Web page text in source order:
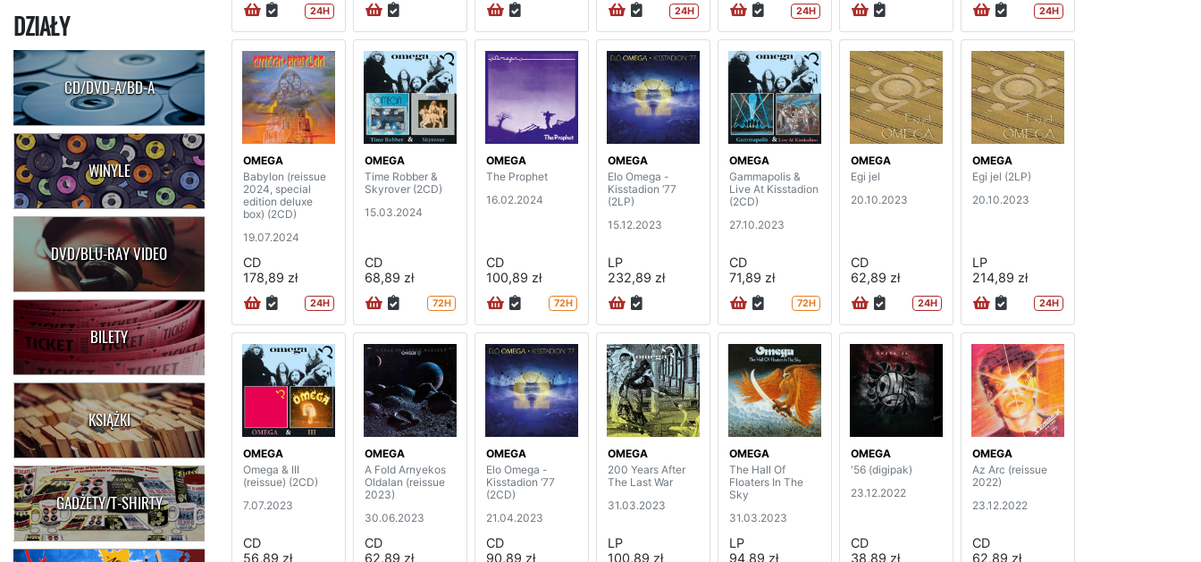
DZIAŁY
CD/DVD-A/BD-A
WINYLE
DVD/BLU-RAY VIDEO
BILETY
KSIĄŻKI
GADŻETY/T-SHIRTY
24H 24H 24H 24H
OMEGA
Babylon (reissue
2024, special
edition deluxe
box) (2CD)
19.07.2024
CD
178,89 zł
24H
OMEGA
Time Robber &
Skyrover (2CD)
15.03.2024
CD
68,89 zł
72H
OMEGA
The Prophet
16.02.2024
CD
100,89 zł
72H
OMEGA
Elo Omega -
Kisstadion ‘77
(2LP)
15.12.2023
LP
232,89 zł
OMEGA
Gammapolis &
Live At Kisstadion
(2CD)
27.10.2023
CD
71,89 zł
72H
OMEGA
Egi jel
20.10.2023
CD
62,89 zł
24H
OMEGA
Egi jel (2LP)
20.10.2023
LP
214,89 zł
24H
OMEGA
Omega & III
(reissue) (2CD)
7.07.2023
CD
56,89 zł
OMEGA
A Fold Arnyekos
Oldalan (reissue
2023)
30.06.2023
CD
62,89 zł
OMEGA
Elo Omega -
Kisstadion ‘77
(2CD)
21.04.2023
CD
90,89 zł
OMEGA
200 Years After
The Last War
31.03.2023
LP
100,89 zł
OMEGA
The Hall Of
Floaters In The
Sky
31.03.2023
LP
94,89 zł
OMEGA
'56 (digipak)
23.12.2022
CD
38,89 zł
OMEGA
Az Arc (reissue
2022)
23.12.2022
CD
62,89 zł